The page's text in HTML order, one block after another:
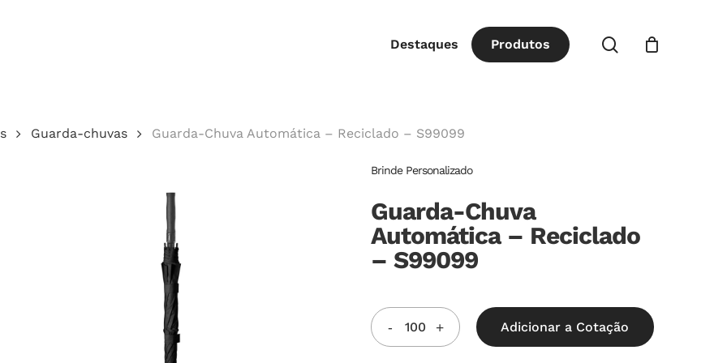
Destaques Produtos procurar
Guarda-chuvas Guarda-Chuva Automática – Reciclado – S99099
Brinde Personalizado
Guarda-Chuva
Automática – Reciclado
– S99099
Adicionar a Cotação